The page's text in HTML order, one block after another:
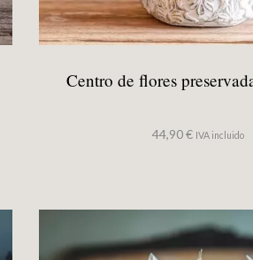
Centro de flores
44,90€ IVA incluido